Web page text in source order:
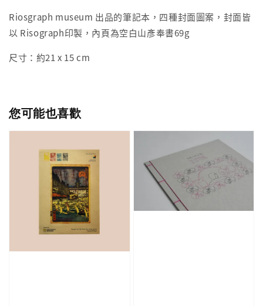
Riosgraph museum 出品的筆記本，四種封面圖案，封面皆
以 Risograph印製，內頁為空白山彥奉書69g
尺寸：約21 x 15 cm
您可能也喜歡